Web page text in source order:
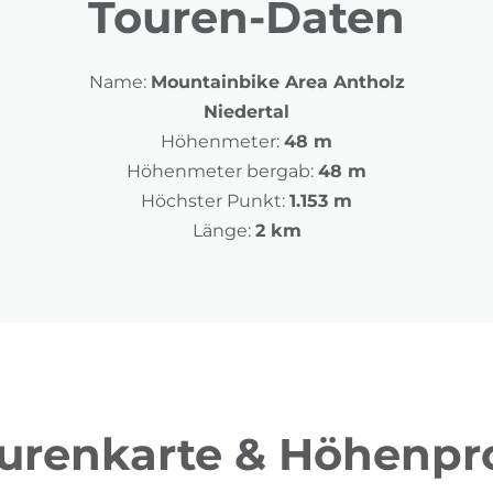
Touren-Daten
Name: Mountainbike Area Antholz
Niedertal
Höhenmeter: 48 m
Höhenmeter bergab: 48 m
Höchster Punkt: 1.153 m
Länge: 2 km
&